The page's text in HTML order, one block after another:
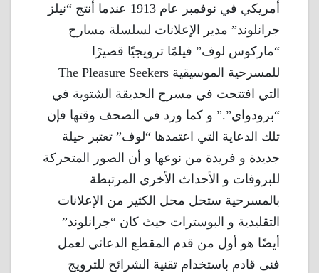
أمريكي في نوفمبر عام 1913 عندما أنتج “نيلز
جرانلوند” مدير الإعلانات لسلسلة مسارح
“ماركوس لوف” فيلمًا ترويجيًا قصيرًا
للمسرحية الموسيقية The Pleasure Seekers
التي افتتحت في مسرح الحديقة الشتوية في
“برودواي”.” و كما ورد في الصحف وقتها فإن
تلك الدعاية التي اعتمدها “لوف” تعتبر حيلة
جديدة و فريدة من نوعها و أن الصور المتحركة
للبروفات و الأحداث الأخرى المرتبطة
بالمسرحية ستحل محل الكثير من الإعلانات
التقليدية و البوسترات حيث كان “جرانلوند”
أيضًا هو أول من قدم المقطع الدعائي لعمل
فنى قادم باستخدام تقنية الشرائح للترويج